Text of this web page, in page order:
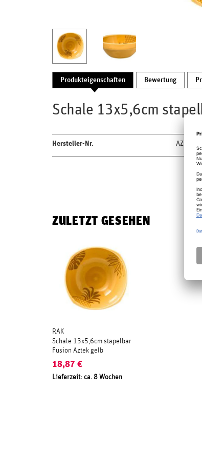
Produkteigenschaften Bewertung
Schale 13x5,6cm
Hersteller-Nr.
ZULETZT GESEHEN
RAK
Schale 13x5,6cm stapelbar
Fusion Aztek gelb
18,87 €
Lieferzeit: ca. 8 Wochen